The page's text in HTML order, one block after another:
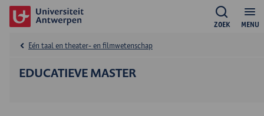
MENU
ZOEK
EDUCATIEVE MASTER
Eén taal en theater- en filmwetenschap